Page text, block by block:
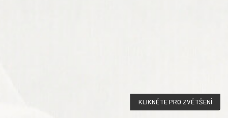
KLIKNĚTE PRO ZVĚTŠENÍ